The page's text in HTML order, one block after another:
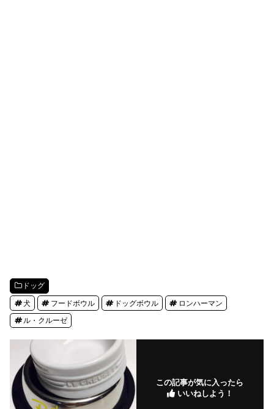
ドッグ
犬 フードボウル ドッグボウル ロンハーマン
ル・クルーゼ
この記事が気に入ったら
いいねしよう！